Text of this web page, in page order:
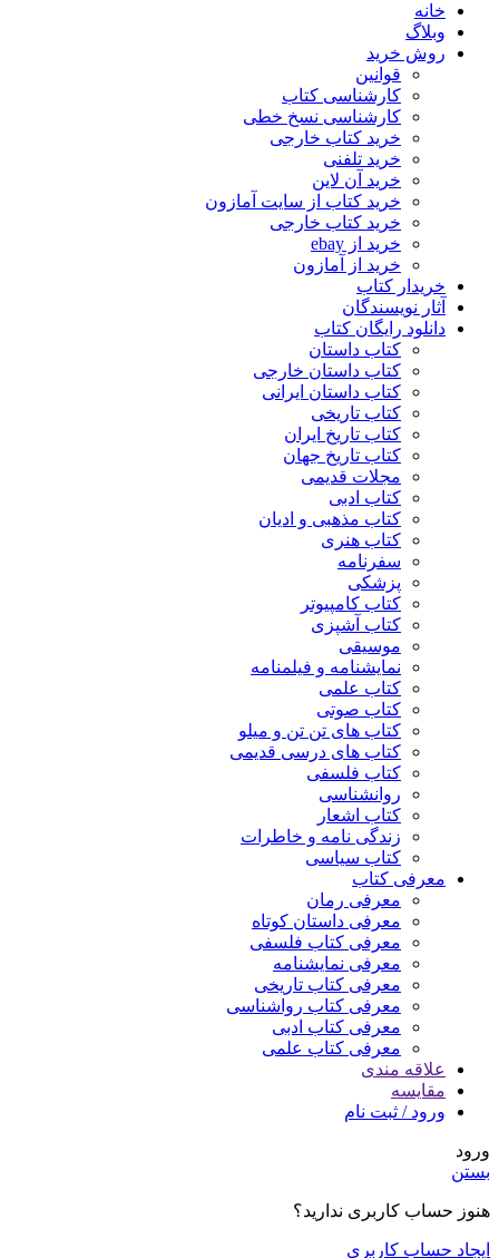
خانه
وبلاگ
روش خرید
قوانین
کارشناسی کتاب
کارشناسی نسخ خطی
خرید کتاب خارجی
خرید تلفنی
خرید آن لاین
خرید کتاب از سایت آمازون
خرید کتاب خارجی
خرید از ebay
خرید از آمازون
خریدار کتاب
آثار نویسندگان
دانلود رایگان کتاب
کتاب داستان
کتاب داستان خارجی
کتاب داستان ایرانی
کتاب تاریخی
کتاب تاریخ ایران
کتاب تاریخ جهان
مجلات قدیمی
کتاب ادبی
کتاب مذهبی و ادیان
کتاب هنری
سفرنامه
پزشکی
کتاب کامپیوتر
کتاب آشپزی
موسیقی
نمایشنامه و فیلمنامه
کتاب علمی
کتاب صوتی
کتاب های تن تن و میلو
کتاب های درسی قدیمی
کتاب فلسفی
روانشناسی
کتاب اشعار
زندگی نامه و خاطرات
کتاب سیاسی
معرفی کتاب
معرفی رمان
معرفی داستان کوتاه
معرفی کتاب فلسفی
معرفی نمایشنامه
معرفی کتاب تاریخی
معرفی کتاب رواشناسی
معرفی کتاب ادبی
معرفی کتاب علمی
علاقه مندی
مقایسه
ورود / ثبت نام
ورود
بستن
هنوز حساب کاربری ندارید؟
ایجاد حساب کاربری